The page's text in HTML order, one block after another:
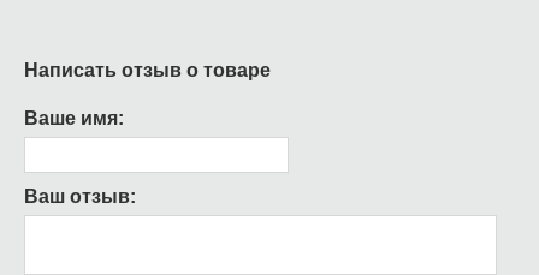
Написать отзыв о товаре
Ваше имя:
Ваш отзыв: